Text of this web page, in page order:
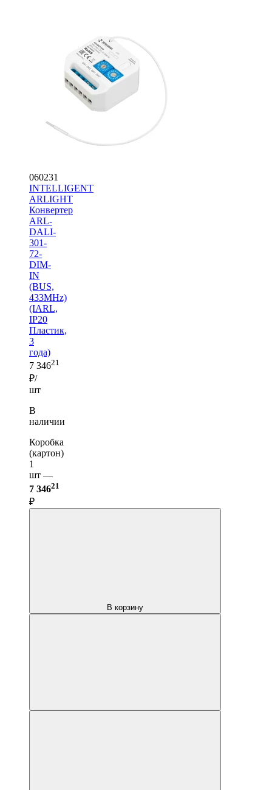
060231
INTELLIGENT
ARLIGHT
Конвертер
ARL-
DALI-
301-
72-
DIM-
IN
(BUS,
433MHz)
(IARL,
IP20
Пластик,
3
года)
7 34621
₽/
шт
В
наличии
Коробка
(картон)
1
шт —
7 34621
₽
В корзину